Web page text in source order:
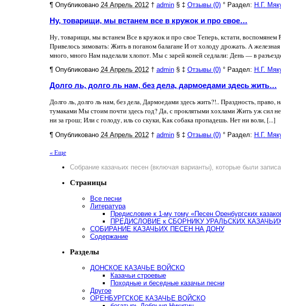
¶ Опубликовано 24 Апрель 2012 † admin § ‡ Отзывы (0) ° Раздел: Н.Г.
Ну, товарищи, мы встанем все в кружок и про свое…
Ну, товарищи, мы встанем Все в кружок и про свое Теперь, кстати, воспомянем
Привелось зимовать: Жить в поганом балагане И от холоду дрожать. A
много, много Нам наделали хлопот. Мы с зарей коней седлали: День — в
¶ Опубликовано 24 Апрель 2012 † admin § ‡ Отзывы (0) ° Раздел: Н.Г.
Долго ль, долго ль нам, без дела, дармоедами здесь жить…
Долго ль, долго ль нам, без дела, Дармоедами здесь жить?!.. Праздность,
тумаками Мы стоим почти здесь год? Да, с проклятыми хохлами Жить уж сил
ни за грош; Или с голоду, иль со скуки, Как собака пропадешь. Нет ни воли, [...]
¶ Опубликовано 24 Апрель 2012 † admin § ‡ Отзывы (0) ° Раздел: Н.Г.
« Еще
Собрание казачьих песен (включая варианты), которые были
Страницы
Все песни
Литература
Предисловие к 1-му тому «Песен Оренбургских
ПРЕДИСЛОВИЕ к СБОРНИКУ УРАЛЬСКИХ КАЗАЧЬИХ
СОБИРАНИЕ КАЗАЧЬИХ ПЕСЕН НА ДОНУ
Содержание
Разделы
ДОНСКОЕ КАЗАЧЬЕ ВОЙСКО
Казачьи строевые
Походные и беседные казачьи песни
Другое
ОРЕНБУРГСКОЕ КАЗАЧЬЕ ВОЙСКО